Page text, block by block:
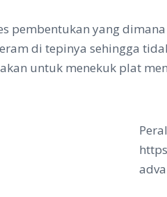
pembentukan yang
di tepinya sehingga
untuk menekuk plat